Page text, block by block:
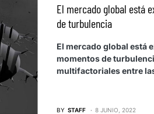
El mercado global está
de turbulencia
El mercado global está
momentos de
multifactoriales entre
BY STAFF 8 JUNIO, 2022